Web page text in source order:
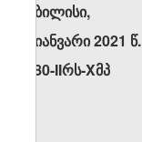
თბილისი,
5 იანვარი 2021 წ.
N80-IIრს-Xმპ